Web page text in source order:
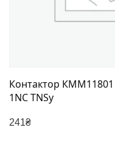
Контактор
1NC TNSy
241₴